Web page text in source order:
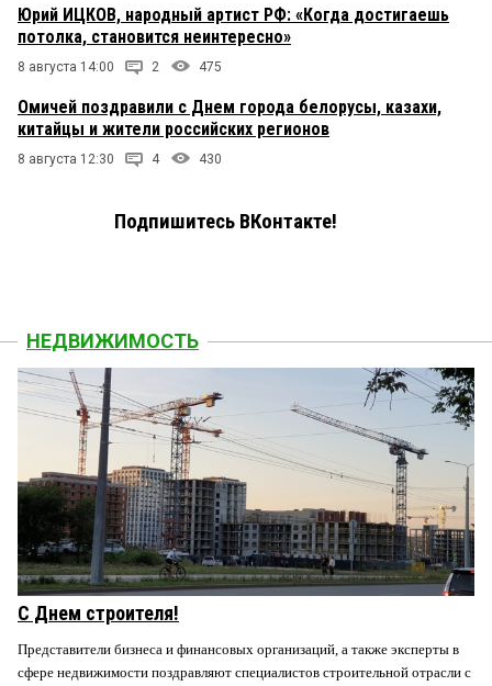
Юрий ИЦКОВ, народный артист РФ: «Когда достигаешь
потолка, становится неинтересно»
8 августа 14:00 2 475
Омичей поздравили с Днем города белорусы, казахи,
китайцы и жители российских регионов
8 августа 12:30 4 430
Подпишитесь ВКонтакте!
НЕДВИЖИМОСТЬ
С Днем строителя!
Представители бизнеса и финансовых организаций, а также эксперты в
сфере недвижимости поздравляют специалистов строительной отрасли с